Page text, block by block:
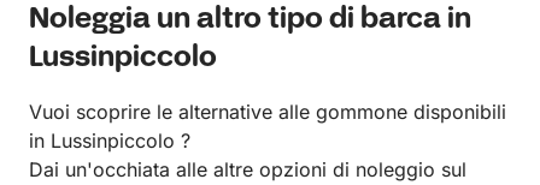
Noleggia un altro tipo di barca in
Lussinpiccolo
Vuoi scoprire le alternative alle gommone disponibili
in Lussinpiccolo ?
Dai un'occhiata alle altre opzioni di noleggio sul